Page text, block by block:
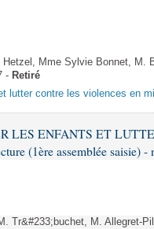
Mme Sylvie Bonnet, M.
- Retiré
lutter contre les violences en
LES ENFANTS ET
(1ère assemblée saisie) -
Tr&#233;buchet, M. Allegret-